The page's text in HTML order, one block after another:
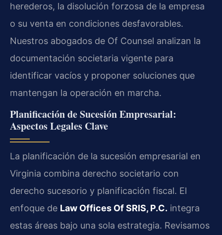
herederos, la disolución forzosa de la empresa
o su venta en condiciones desfavorables.
Nuestros abogados de Of Counsel analizan la
documentación societaria vigente para
identificar vacíos y proponer soluciones que
mantengan la operación en marcha.
Planificación de Sucesión Empresarial:
Aspectos Legales Clave
La planificación de la sucesión empresarial en
Virginia combina derecho societario con
derecho sucesorio y planificación fiscal. El
enfoque de Law Offices Of SRIS, P.C. integra
estas áreas bajo una sola estrategia. Revisamos